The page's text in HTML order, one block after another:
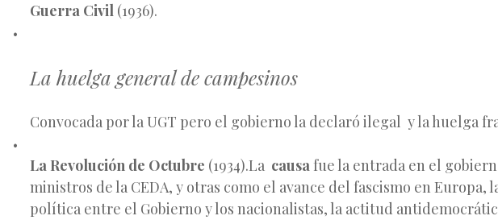
Guerra Civil (1936).
La huelga general de campesinos
Convocada por la UGT pero el gobierno la declaró ilegal y la huelga
La Revolución de Octubre (1934).La causafue la entrada en el
ministros de la CEDA, y otras como el avance del fascismo en Europa,
política entre el Gobierno y los nacionalistas, la actitud